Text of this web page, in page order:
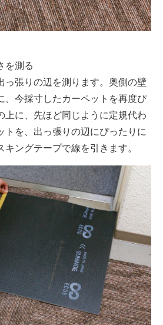
を測る
張りの辺を測ります。奥側の壁
、今採寸したカーペットを再度ぴ
上に、先ほど同じように定規代わ
トを、出っ張りの辺にぴったりに
ングテープで線を引きます。